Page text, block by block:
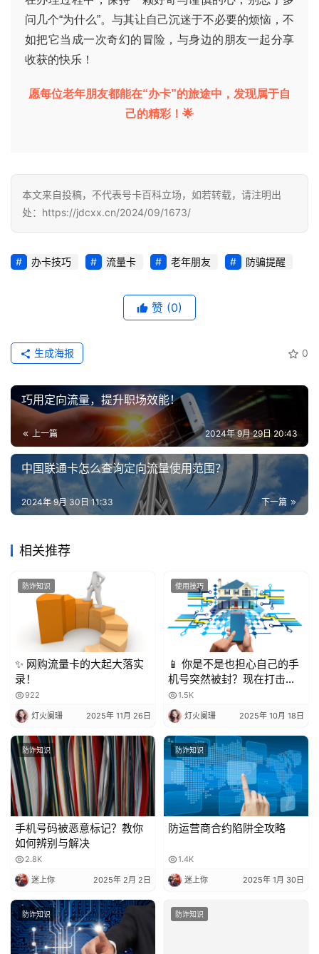
推
值
业
务
问几个“为什么”。与其让自己沉迷于不必要的烦恼，不
如把它当成一次奇幻的冒险，与身边的朋友一起分享
收获的快乐！
愿每位老年朋友都能在“办卡”的旅途中，发现属于自
己的精彩！🌟
本文来自投稿，不代表号卡百科立场，如若转载，请注明出
处：https://jdcxx.cn/2024/09/1673/
办卡技巧 流量卡 老年朋友 防骗提醒
赞 (0)
0
生成海报
巧用定向流量，提升职场效能！
上一篇 2024年 9月 29日 20:43
中国联通卡怎么查询定向流量使用范围？
下一篇
2024年 9月 30日 11:33
相关推荐
防诈知识
✨ 网购流量卡的大起大落实
录！
922
灯火阑珊 2025年 11月 26日
使用技巧
📱 你是不是也担心自己的手
机号突然被封？现在打击骚
扰电话越来越严格，一不小
心就可能中招！今天就来聊
聊，到底被多少人标记会封
号？又该怎么避免？
1.5K
灯火阑珊 2025年 10月 18日
防诈知识
手机号码被恶意标记？教你
如何辨别与解决
2.8K
迷上你 2025年 2月 2日
防诈知识
防运营商合约陷阱全攻略
1.4K
迷上你 2025年 1月 30日
防诈知识 防诈知识